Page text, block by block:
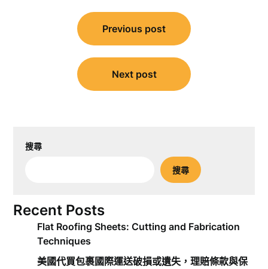
Previous post
Next post
搜尋
搜尋
Recent Posts
Flat Roofing Sheets: Cutting and Fabrication
Techniques
美國代買包裹國際運送破損或遺失，理賠條款與保